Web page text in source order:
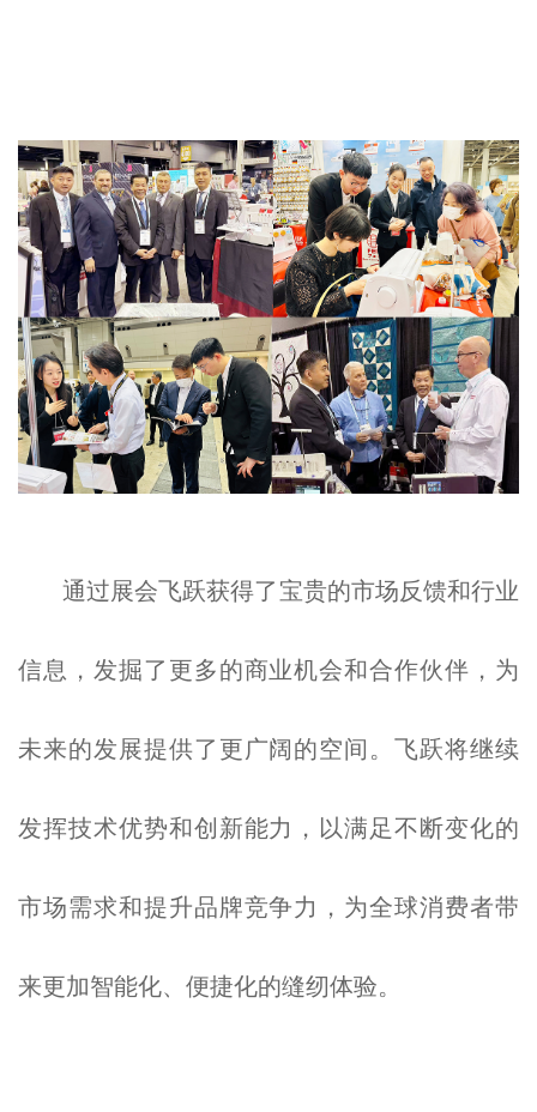
通过展会飞跃获得了宝贵的市场反馈和行业
信息，发掘了更多的商业机会和合作伙伴，为
未来的发展提供了更广阔的空间。飞跃将继续
发挥技术优势和创新能力，以满足不断变化的
市场需求和提升品牌竞争力，为全球消费者带
来更加智能化、便捷化的缝纫体验。